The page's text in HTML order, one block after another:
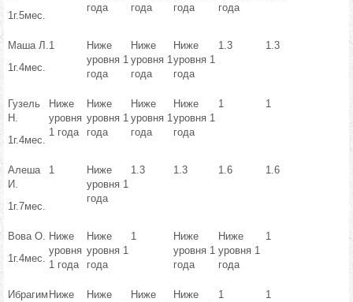
1г.5мес.
года
года
года
года
Маша Л.
1г.4мес.
1
Ниже
уровня 1
года
Ниже
уровня 1
года
Ниже
уровня 1
года
1.3 1.3
Гузель
Н.
1г.4мес.
Ниже
уровня
1 года
Ниже
уровня 1
года
Ниже
уровня 1
года
Ниже
уровня 1
года
1 1
Алеша
И.
1г.7мес.
1
Ниже
уровня 1
года
1.3 1.3 1.6 1.6
Вова О.
1г.4мес.
Ниже
уровня
1 года
Ниже
уровня 1
года
1
Ниже
уровня 1
года
Ниже
уровня 1
года
1
Ибрагим Ниже
Ниже
Ниже
Ниже
1 1